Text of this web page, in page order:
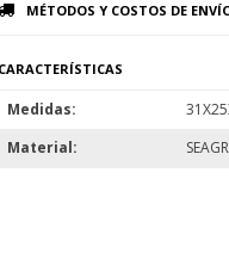
MÉTODOS Y COSTOS DE
CARACTERÍSTICAS
Medidas
Material